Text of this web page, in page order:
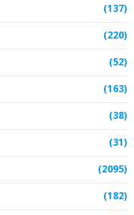
(137)
(220)
(52)
(163)
(38)
(31)
(2095)
(182)